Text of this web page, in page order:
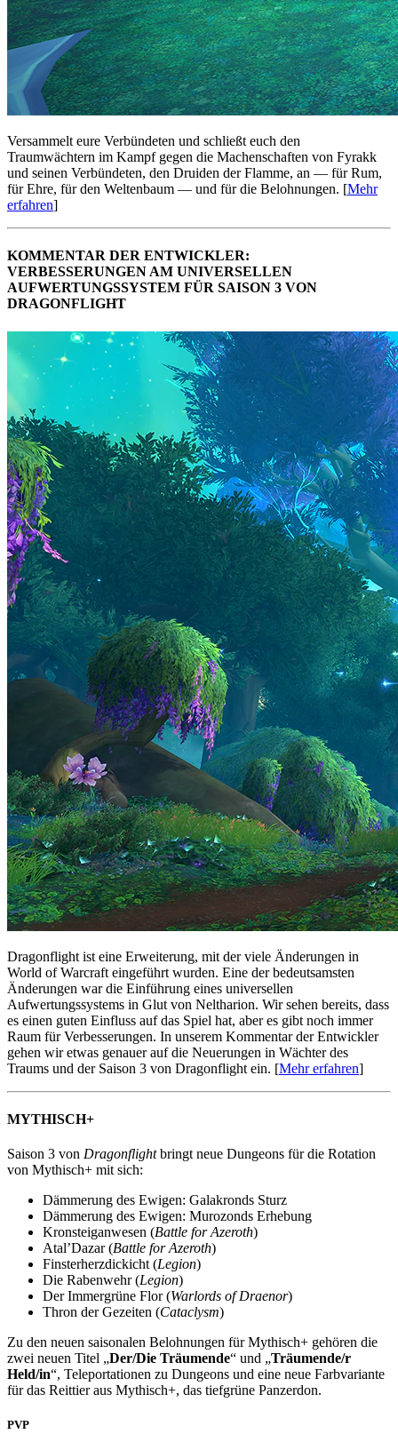
Versammelt eure Verbündeten und schließt euch den
Traumwächtern im Kampf gegen die Machenschaften von Fyrakk
und seinen Verbündeten, den Druiden der Flamme, an — für Rum,
für Ehre, für den Weltenbaum — und für die Belohnungen. [Mehr
erfahren]
KOMMENTAR DER ENTWICKLER:
VERBESSERUNGEN AM UNIVERSELLEN
AUFWERTUNGSSYSTEM FÜR SAISON 3 VON
DRAGONFLIGHT
Dragonflight ist eine Erweiterung, mit der viele Änderungen in
World of Warcraft eingeführt wurden. Eine der bedeutsamsten
Änderungen war die Einführung eines universellen
Aufwertungssystems in Glut von Neltharion. Wir sehen bereits, dass
es einen guten Einfluss auf das Spiel hat, aber es gibt noch immer
Raum für Verbesserungen. In unserem Kommentar der Entwickler
gehen wir etwas genauer auf die Neuerungen in Wächter des
Traums und der Saison 3 von Dragonflight ein. [Mehr erfahren]
MYTHISCH+
Saison 3 von Dragonflightbringt neue Dungeons für die Rotation
von Mythisch+ mit sich:
Dämmerung des Ewigen: Galakronds Sturz
Dämmerung des Ewigen: Murozonds Erhebung
Kronsteiganwesen (Battle for Azeroth)
Atal’Dazar (Battle for Azeroth)
Finsterherzdickicht (Legion)
Die Rabenwehr (Legion)
Der Immergrüne Flor (Warlords of Draenor)
Thron der Gezeiten (Cataclysm)
Zu den neuen saisonalen Belohnungen für Mythisch+ gehören die
zwei neuen Titel „Der/Die Träumende“ und „Träumende/r
Held/in“, Teleportationen zu Dungeons und eine neue Farbvariante
für das Reittier aus Mythisch+, das tiefgrüne Panzerdon.
PVP